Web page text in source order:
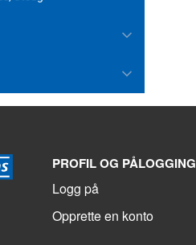
PROFIL OG PÅLOGGING
Logg på
Opprette en konto